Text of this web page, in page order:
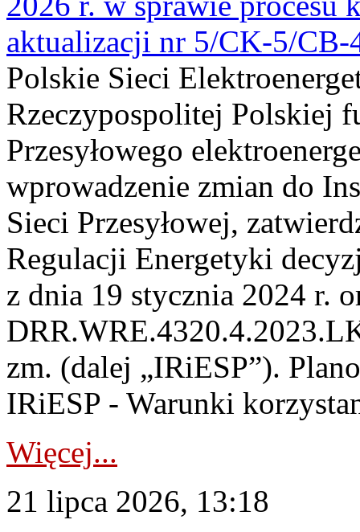
aktualizacji nr 5/CK-5/CB-
Polskie Sieci
Rzeczypospolitej Polskiej
Przesyłowego
wprowadzenie zmian do
Sieci Przesyłowej,
Regulacji Energetyki
z dnia 19 stycznia 2024 r.
zm. (dalej „IRiESP”).
IRiESP - Warunki
Więcej...
21 lipca 2026, 13:18